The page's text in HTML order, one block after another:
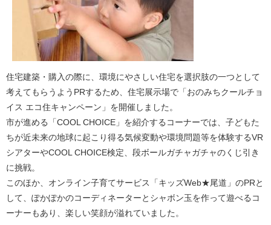
住宅建築・購入の際に、環境にやさしい住宅を選択肢の一つとして
考えてもらうようPRするため、住宅展示場で「おのみちクールチョ
イス エコ住キャンペーン」を開催しました。
市が進める「COOL CHOICE」を紹介するコーナーでは、子どもた
ちが近未来の地球に起こり得る気候変動や環境問題等を体験するVR
シアターやCOOL CHOICE検定、段ボールガチャガチャのくじ引き
に挑戦。
このほか、オンライン子育てサービス「キッズWeb★尾道」のPRと
して、ぽかぽかのコーディネーターとシャボン玉を作って遊べるコ
ーナーもあり、楽しい笑顔が溢れていました。